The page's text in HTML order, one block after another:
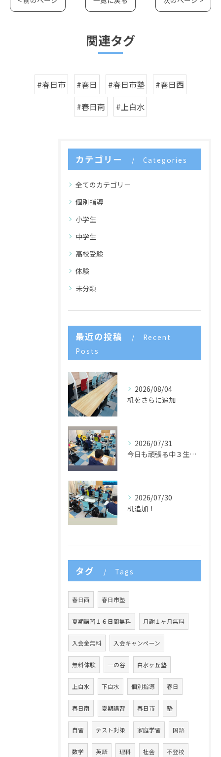
関連タグ
#春日市 #春日 #春日市塾
#春日西
#春日南
#上白水
カテゴリー Categories
全てのカテゴリー
個別指導
小学生
中学生
高校受験
体験
未分類
最近の投稿
Recent
Posts
2026/08/04
机をさらに追加
2026/07/31
今日も頑張る中３生たち🌈
2026/07/30
机追加！
タグ Tags
春日西 春日市塾
夏期講習１６日間無料 月謝１ヶ月無料
入会金無料 入会キャンペーン
無料体験 一の谷 白水ヶ丘塾
上白水 下白水 個別指導 春日
春日南 夏期講習 春日市 塾
自習 テスト対策 家庭学習 国語
数学 英語 理科 社会 不登校